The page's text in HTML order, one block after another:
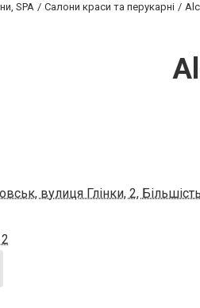
SPA Салони краси та перукарні
вулиця Глінки, 2,